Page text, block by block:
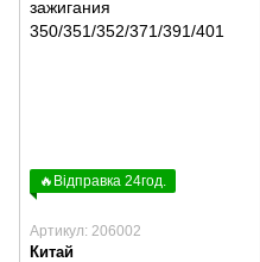
🔥Відправка 24год.
Артикул: 206002
Китай